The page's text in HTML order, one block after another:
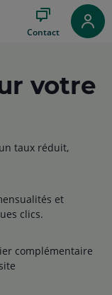
Contact
votre
taux réduit,
et
clics.
complémentaire